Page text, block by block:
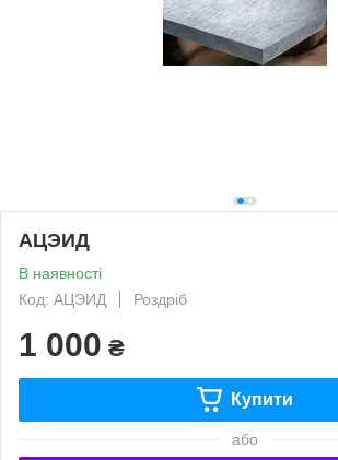
АЦЭИД
В наявності
Код: АЦЭИД
Роздріб
1 000 ₴
Купити
або